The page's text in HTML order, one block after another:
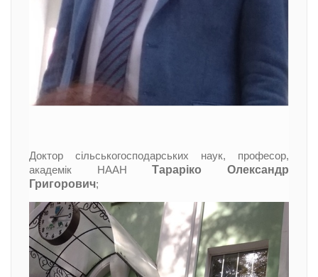
Доктор сільськогосподарських наук, професор,
академік НААНТараріко Олександр
Григорович;